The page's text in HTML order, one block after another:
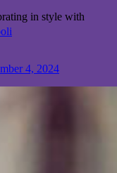
in style with
4, 2024